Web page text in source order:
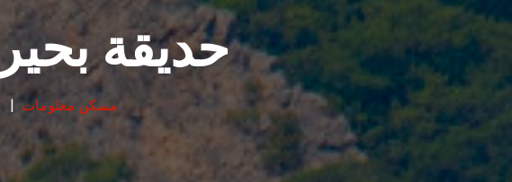
حديقة
مسكن معلومات